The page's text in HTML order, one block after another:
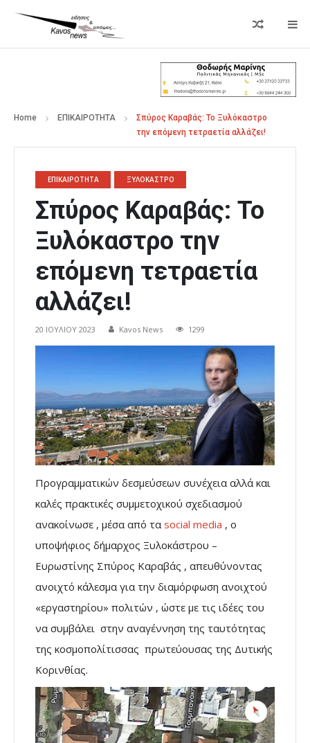
Home ΕΠΙΚΑΙΡΟΤΗΤΑ
Σπύρος Καραβάς: Το Ξυλόκαστρο
την επόμενη τετραετία αλλάζει!
ΕΠΙΚΑΙΡΟΤΗΤΑ ΞΥΛΟΚΑΣΤΡΟ
Σπύρος Καραβάς: Το
Ξυλόκαστρο την
επόμενη τετραετία
αλλάζει!
20 ΙΟΥΛΊΟΥ 2023 Kavos News 1299
Προγραμματικών δεσμεύσεων συνέχεια αλλά και
καλές πρακτικές συμμετοχικού σχεδιασμού
ανακοίνωσε , μέσα από τα social media , ο
υποψήφιος δήμαρχος Ξυλοκάστρου –
Ευρωστίνης Σπύρος Καραβάς , απευθύνοντας
ανοιχτό κάλεσμα για την διαμόρφωση ανοιχτού
«εργαστηρίου» πολιτών , ώστε με τις ιδέες του
να συμβάλει στην αναγέννηση της ταυτότητας
της κοσμοπολίτισσας πρωτεύουσας της Δυτικής
Κορινθίας.